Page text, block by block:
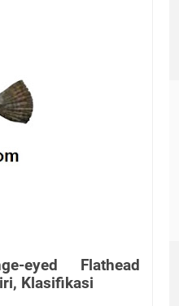
eyed Flathead
Klasifikasi